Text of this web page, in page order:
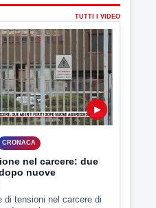
CRONACA
nel carcere: due
nuove
di tensioni nel carcere di
detenuti...